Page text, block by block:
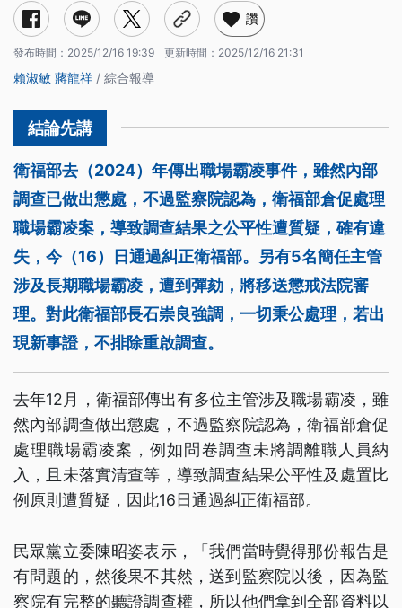
讚
發布時間： 2025/12/16 19:39 更新時間： 2025/12/16 21:31
賴淑敏 蔣龍祥 / 綜合報導
衛福部去（2024）年傳出職場霸凌事件，雖然內部
調查已做出懲處，不過監察院認為，衛福部倉促處理
職場霸凌案，導致調查結果之公平性遭質疑，確有違
失，今（16）日通過糾正衛福部。另有5名簡任主管
涉及長期職場霸凌，遭到彈劾，將移送懲戒法院審
理。對此衛福部長石崇良強調，一切秉公處理，若出
現新事證，不排除重啟調查。
去年12月，衛福部傳出有多位主管涉及職場霸凌，雖
然內部調查做出懲處，不過監察院認為，衛福部倉促
處理職場霸凌案，例如問卷調查未將調離職人員納
入，且未落實清查等，導致調查結果公平性及處置比
例原則遭質疑，因此16日通過糾正衛福部。
民眾黨立委陳昭姿表示，「我們當時覺得那份報告是
有問題的，然後果不其然，送到監察院以後，因為監
察院有完整的聽證調查權，所以他們拿到全部資料以